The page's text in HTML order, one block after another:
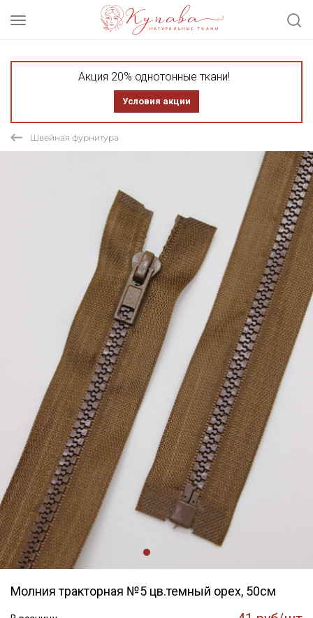
Акция 20% однотонные ткани!
Условия акции
Швейная фурнитура
Молния тракторная №5 цв.темный орех, 50см